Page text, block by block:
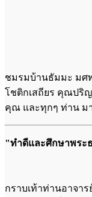
ชมรมบ้านธัมมะ มศ
โชติกเสถียร คุณปริ
คุณ และทุกๆ ท่าน ม
"ทำดีและศึกษาพระ
กราบเท้าท่านอาจา